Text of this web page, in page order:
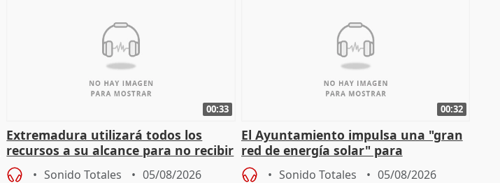
00:33
Extremadura utilizará todos los
recursos a su alcance para no recibir
más menores migrantes
Sonido Totales 05/08/2026
00:32
El Ayuntamiento impulsa una "gran
red de energía solar" para
autoconsumo
Sonido Totales 05/08/2026